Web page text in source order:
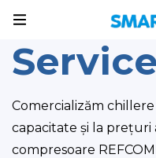
Comercializăm
capacitate și la
compresoare